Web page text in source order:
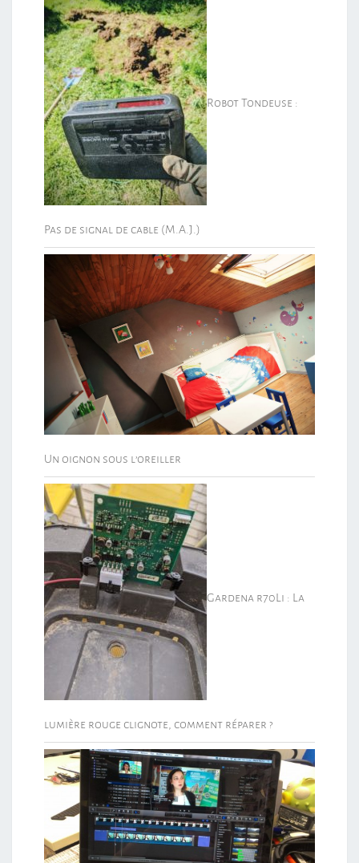
Robot Tondeuse :
Pas de signal de cable (M.A.J.)
Un oignon sous l’oreiller
Gardena r70Li : La
lumière rouge clignote, comment réparer ?